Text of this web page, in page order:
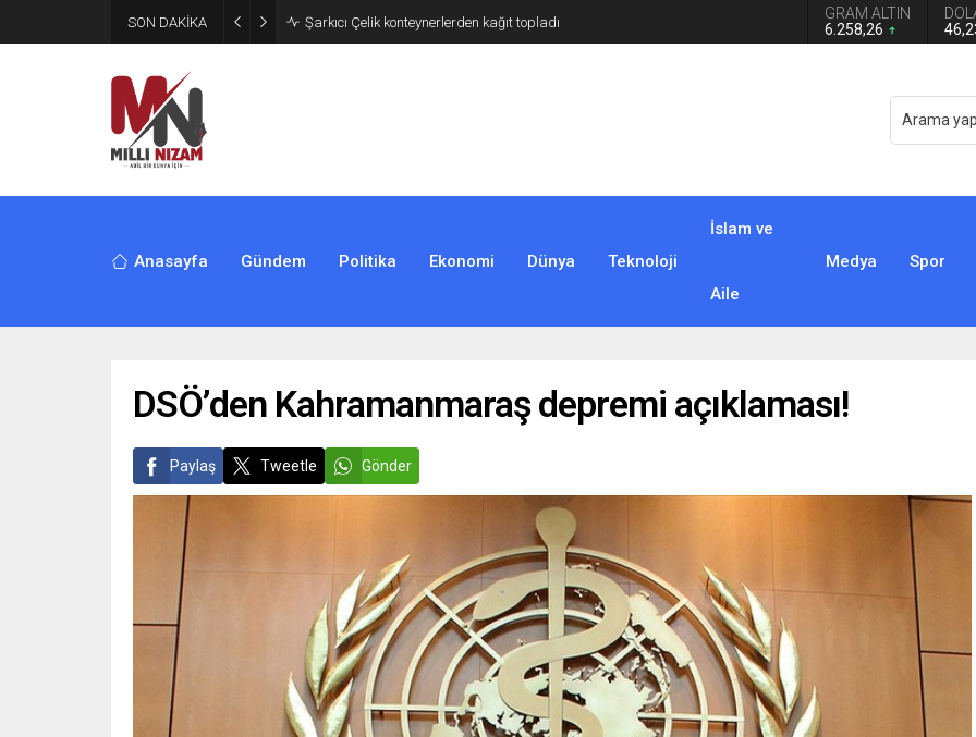
SON DAKİKA İran 2 ülkeyi birden vurdu
GRAM ALTIN
6.258,26
Anasayfa Gündem Politika Ekonomi Dünya Teknoloji
İslam ve
Aile
Medya Spor
DSÖ’den Kahramanmaraş depremi açıklaması!
Paylaş Tweetle Gönder